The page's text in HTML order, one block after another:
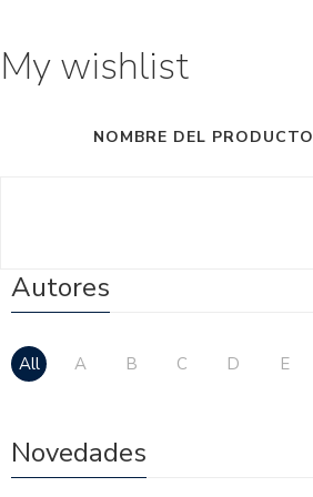
My wishlist
NOMBRE DEL PRODUCTO
Autores
All A B C D E
Novedades